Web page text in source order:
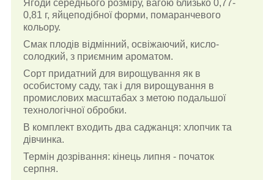
Ягоди середнього розміру, вагою близько 0,77-
0,81 г, яйцеподібної форми, помаранчевого
кольору.
Смак плодів відмінний, освіжаючий, кисло-
солодкий, з приємним ароматом.
Сорт придатний для вирощування як в
особистому саду, так і для вирощування в
промислових масштабах з метою подальшої
технологічної обробки.
В комплект входить два саджанця: хлопчик та
дівчинка.
Термін дозрівання: кінець липня - початок
серпня.